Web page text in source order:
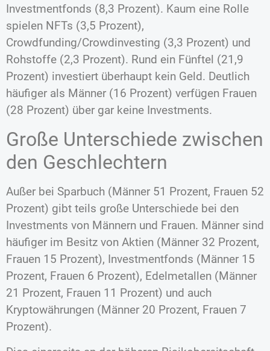
Investmentfonds (8,3 Prozent). Kaum eine Rolle
spielen NFTs (3,5 Prozent),
Crowdfunding/Crowdinvesting (3,3 Prozent) und
Rohstoffe (2,3 Prozent). Rund ein Fünftel (21,9
Prozent) investiert überhaupt kein Geld. Deutlich
häufiger als Männer (16 Prozent) verfügen Frauen
(28 Prozent) über gar keine Investments.
Große Unterschiede zwischen
den Geschlechtern
Außer bei Sparbuch (Männer 51 Prozent, Frauen 52
Prozent) gibt teils große Unterschiede bei den
Investments von Männern und Frauen. Männer sind
häufiger im Besitz von Aktien (Männer 32 Prozent,
Frauen 15 Prozent), Investmentfonds (Männer 15
Prozent, Frauen 6 Prozent), Edelmetallen (Männer
21 Prozent, Frauen 11 Prozent) und auch
Kryptowährungen (Männer 20 Prozent, Frauen 7
Prozent).